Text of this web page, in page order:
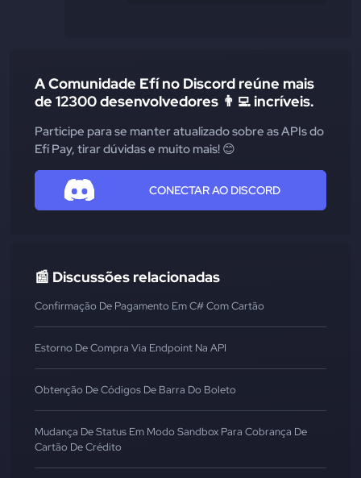
A Comunidade Efí no Discord reúne mais
de 12300 desenvolvedores 👨‍💻 incríveis.
Participe para se manter atualizado sobre as APIs do
Efí Pay, tirar dúvidas e muito mais! 😊
CONECTAR AO DISCORD
📰 Discussões relacionadas
Confirmação De Pagamento Em C# Com Cartão
Estorno De Compra Via Endpoint Na API
Obtenção De Códigos De Barra Do Boleto
Mudança De Status Em Modo Sandbox Para Cobrança De
Cartão De Crédito